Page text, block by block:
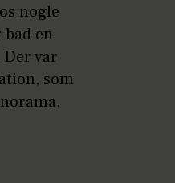
nogle
en
Der var
som